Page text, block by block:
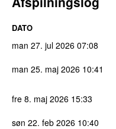
DATO
man 27. jul 2026 07:08
man 25. maj 2026 10:41
fre 8. maj 2026 15:33
søn 22. feb 2026 10:40